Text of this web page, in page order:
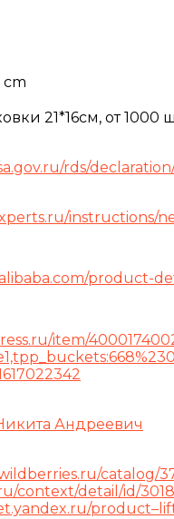
cm
21*16см, от 1000
rds/
instructions/
product-
item/
Андреевич
catalog/
context/detail/id/